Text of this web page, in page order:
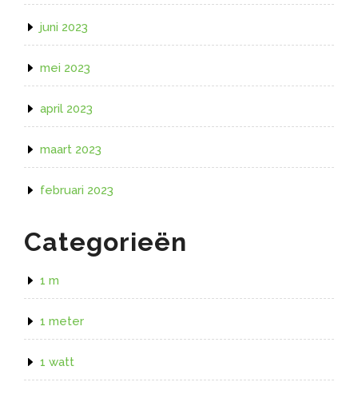
juni 2023
mei 2023
april 2023
maart 2023
februari 2023
Categorieën
1 m
1 meter
1 watt